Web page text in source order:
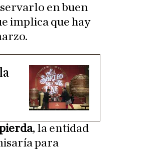
en buen
implica que hay
, la entidad
para